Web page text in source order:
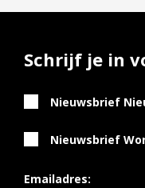
Schrijf je in
Nieuwsbrief
Nieuwsbrief
Emailadres: